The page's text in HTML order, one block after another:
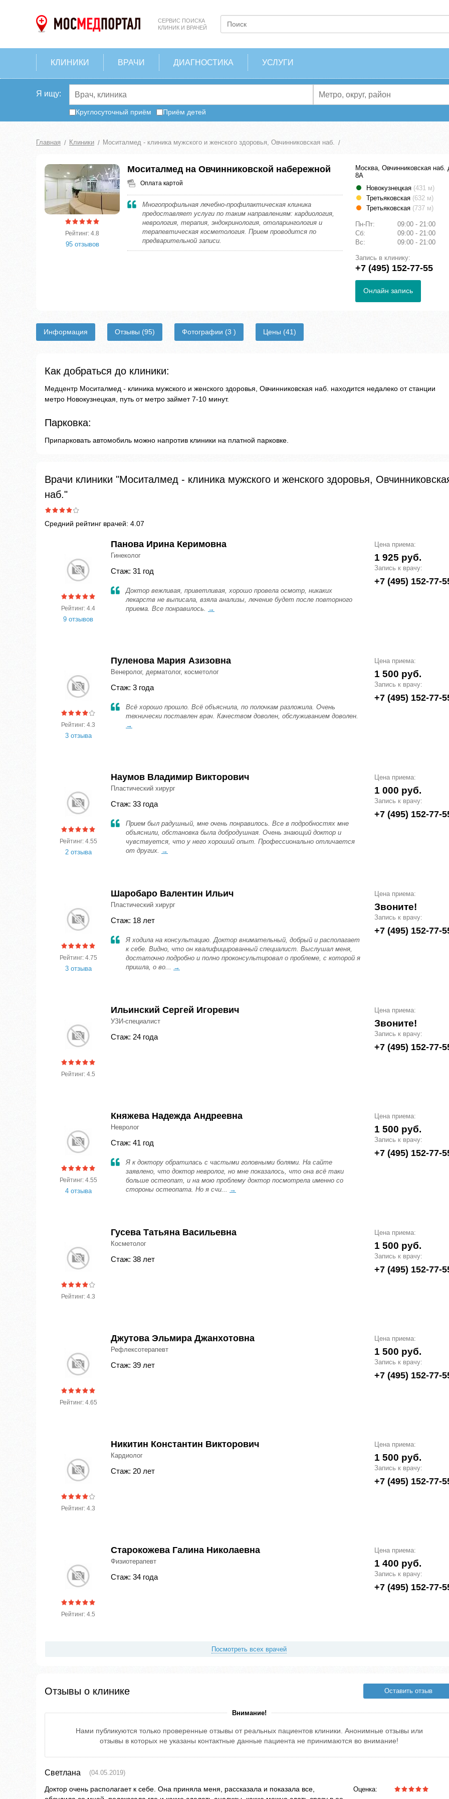
СЕРВИС ПОИСКА
КЛИНИК И ВРАЧЕЙ
КЛИНИКИ ВРАЧИ ДИАГНОСТИКА УСЛУГИ
Я ищу:
Круглосуточный приём Приём детей
Главная Клиники Моситалмед - клиника мужского и женского здоровья, Овчинниковская наб.
Рейтинг: 4.8
95 отзывов
Моситалмед на Овчинниковской набережной
Оплата картой
Многопрофильная лечебно-профилактическая клиника
предоставляет услуги по таким направлениям: кардиология,
неврология, терапия, эндокринология, отоларингология и
терапевтическая косметология. Прием проводится по
предварительной записи.
Москва, Овчинниковская наб.
8А
Новокузнецкая (431 м)
Третьяковская (632 м)
Третьяковская (737 м)
Пн-Пт:
09:00 - 21:00
Сб:
09:00 - 21:00
Вс:
09:00 - 21:00
Запись в клинику:
+7 (495) 152-77-55
Онлайн запись
Информация Отзывы (95) Фотографии (3 ) Цены (41)
Как добраться до клиники:
Медцентр Моситалмед - клиника мужского и женского здоровья, Овчинниковская наб. находится недалеко от станции
метро Новокузнецкая, путь от метро займет 7-10 минут.
Парковка:
Припарковать автомобиль можно напротив клиники на платной парковке.
Врачи клиники "Моситалмед - клиника мужского и женского здоровья,
наб."
Средний рейтинг врачей: 4.07
Рейтинг: 4.4
9 отзывов
Панова Ирина Керимовна
Гинеколог
Стаж: 31 год
Доктор вежливая, приветливая, хорошо провела осмотр, никаких
лекарств не выписала, взяла анализы, лечение будет после повторного
приема. Все понравилось. →
Цена приема:
1 925 руб.
Запись к врачу:
+7 (495) 152-77-
Рейтинг: 4.3
3 отзыва
Пуленова Мария Азизовна
Венеролог, дерматолог, косметолог
Стаж: 3 года
Всё хорошо прошло. Всё объяснила, по полочкам разложила. Очень
технически поставлен врач. Качеством доволен, обслуживанием доволен.
→
Цена приема:
1 500 руб.
Запись к врачу:
+7 (495) 152-77-
Рейтинг: 4.55
2 отзыва
Наумов Владимир Викторович
Пластический хирург
Стаж: 33 года
Прием был радушный, мне очень понравилось. Все в подробностях мне
объяснили, обстановка была добродушная. Очень знающий доктор и
чувствуется, что у него хороший опыт. Профессионально отличается
от других. →
Цена приема:
1 000 руб.
Запись к врачу:
+7 (495) 152-77-
Рейтинг: 4.75
3 отзыва
Шаробаро Валентин Ильич
Пластический хирург
Стаж: 18 лет
Я ходила на консультацию. Доктор внимательный, добрый и располагает
к себе. Видно, что он квалифицированный специалист. Выслушал меня,
достаточно подробно и полно проконсультировал о проблеме, с которой я
пришла, о во... →
Цена приема:
Звоните!
Запись к врачу:
+7 (495) 152-77-
Рейтинг: 4.5
Ильинский Сергей Игоревич
УЗИ-специалист
Стаж: 24 года
Цена приема:
Звоните!
Запись к врачу:
+7 (495) 152-77-
Рейтинг: 4.55
4 отзыва
Княжева Надежда Андреевна
Невролог
Стаж: 41 год
Я к доктору обратилась с частыми головными болями. На сайте
заявлено, что доктор невролог, но мне показалось, что она всё таки
больше остеопат, и на мою проблему доктор посмотрела именно со
стороны остеопата. Но я счи... →
Цена приема:
1 500 руб.
Запись к врачу:
+7 (495) 152-77-
Рейтинг: 4.3
Гусева Татьяна Васильевна
Косметолог
Стаж: 38 лет
Цена приема:
1 500 руб.
Запись к врачу:
+7 (495) 152-77-
Рейтинг: 4.65
Джутова Эльмира Джанхотовна
Рефлексотерапевт
Стаж: 39 лет
Цена приема:
1 500 руб.
Запись к врачу:
+7 (495) 152-77-
Рейтинг: 4.3
Никитин Константин Викторович
Кардиолог
Стаж: 20 лет
Цена приема:
1 500 руб.
Запись к врачу:
+7 (495) 152-77-
Рейтинг: 4.5
Старокожева Галина Николаевна
Физиотерапевт
Стаж: 34 года
Цена приема:
1 400 руб.
Запись к врачу:
+7 (495) 152-77-
Посмотреть всех врачей
Отзывы о клинике Оставить отзыв
Внимание!
Нами публикуются только проверенные отзывы от реальных пациентов клиники. Анонимные отзывы или
отзывы в которых не указаны контактные данные пациента не принимаются во внимание!
Светлана (04.05.2019)
Доктор очень располагает к себе. Она приняла меня, рассказала и показала все,
Оценка: